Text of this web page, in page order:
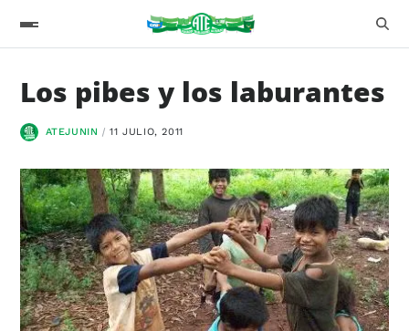
Los pibes y los laburantes
ATEJUNIN 11 JULIO, 2011